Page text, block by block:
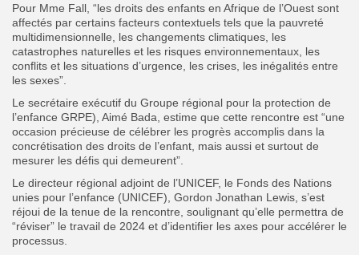
Pour Mme Fall, “les droits des enfants en Afrique de l’Ouest sont
affectés par certains facteurs contextuels tels que la pauvreté
multidimensionnelle, les changements climatiques, les
catastrophes naturelles et les risques environnementaux, les
conflits et les situations d’urgence, les crises, les inégalités entre
les sexes”.
Le secrétaire exécutif du Groupe régional pour la protection de
l’enfance GRPE), Aimé Bada, estime que cette rencontre est “une
occasion précieuse de célébrer les progrès accomplis dans la
concrétisation des droits de l’enfant, mais aussi et surtout de
mesurer les défis qui demeurent”.
Le directeur régional adjoint de l’UNICEF, le Fonds des Nations
unies pour l’enfance (UNICEF), Gordon Jonathan Lewis, s’est
réjoui de la tenue de la rencontre, soulignant qu’elle permettra de
“réviser” le travail de 2024 et d’identifier les axes pour accélérer le
processus.